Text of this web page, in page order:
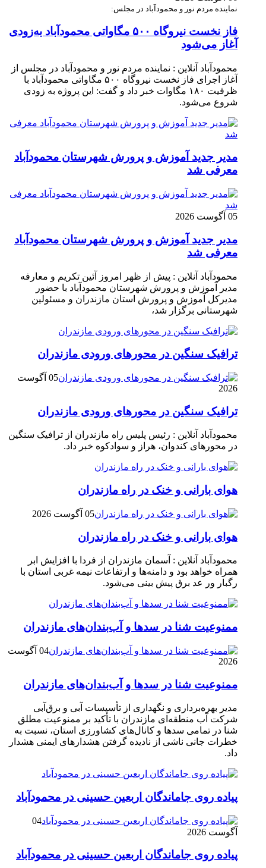
نماینده مردم نور و محمودآباد در مجلس:
فاز نخست نیروگاه ۵۰۰ مگاواتی محمودآباد به‌زودی
آغاز می‌شود
محمودآباد آنلاین : نماینده مردم نور و محمودآباد در مجلس از
آغاز اجرای فاز نخست نیروگاه ۵۰۰ مگاواتی محمودآباد با
ظرفیت ۱۸۰ مگاوات خبر داد و گفت: این پروژه به زودی
شروع می‌شود.
مدیر جدید آموزش و پرورش شهرستان محمودآباد
معرفی شد
05 آگوست 2026
مدیر جدید آموزش و پرورش شهرستان محمودآباد
معرفی شد
محمودآباد آنلاین : پیش از ظهر امروز آئین تکریم و معارفه
مدیر آموزش و پرورش شهرستان محمودآباد با حضور
مدیرکل آموزش و پرورش استان مازندران و مسئولین
شهرستانی برگزار شد،
ترافیک سنگین در محور‌های ورودی مازندران
05 آگوست
2026
ترافیک سنگین در محور‌های ورودی مازندران
محمودآباد آنلاین : رئیس پلیس راه مازندران از ترافیک سنگین
در محور‌های کندوان، هراز و سوادکوه خبر داد.
هوای بارانی و خنک در راه مازندران
05 آگوست 2026
هوای بارانی و خنک در راه مازندران
محمودآباد آنلاین : آسمان مازندران از فردا با افزایش ابر
همراه خواهد بود و دامنه‌ها و ارتفاعات نیمه غربی استان با
رگبار ور عد برق پیش بینی می‌شود.
ممنوعیت شنا در سدها و آب‌بندان‌‌های مازندران
04 آگوست
2026
ممنوعیت شنا در سدها و آب‌بندان‌‌های مازندران
مدیر بهره‌برداری و نگهداری از تأسیسات آبی و برق‌آبی
شرکت آب منطقه‌ای مازندران با تأکید بر ممنوعیت مطلق
شنا در تمامی سدها و کانال‌های کشاورزی استان، نسبت به
خطرات جانی ناشی از نادیده گرفتن هشدارهای ایمنی هشدار
داد.
پیاده روی جاماندگان اربعین حسینی در محمودآباد
04
آگوست 2026
پیاده روی جاماندگان اربعین حسینی در محمودآباد